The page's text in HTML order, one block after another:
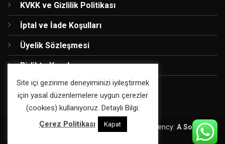
KVKK ve Gizlilik Politikası
İptal ve İade Koşulları
Üyelik Sözleşmesi
Birlikte Yapalım
Copyright 2026 ©Atölye Smile | Digital Agency: A Sound
Site içi gezinme deneyiminizi iyileştirmek
için yasal düzenlemelere uygun çerezler
(cookies) kullanıyoruz. Detaylı Bilgi:
Çerez Politikası
Kapat